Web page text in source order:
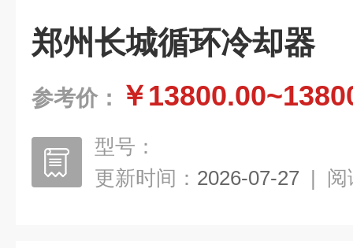
郑州长城循环冷却器
参考价： ￥
型号：
更新时间： 2026-07-27 | 阅